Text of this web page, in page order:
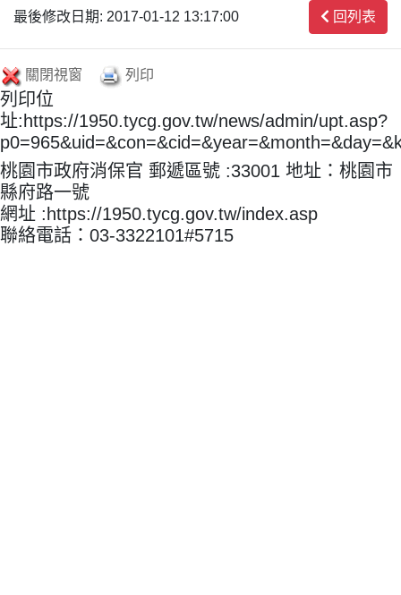
最後修改日期: 2017-01-12 13:17:00 回列表
關閉視窗 列印
列印位
址:https://1950.tycg.gov.tw/news/admin/upt.asp?
桃園市政府消保官 郵遞區號 :33001 地址：桃園市
縣府路一號
網址 :https://1950.tycg.gov.tw/index.asp
聯絡電話：03-3322101#5715